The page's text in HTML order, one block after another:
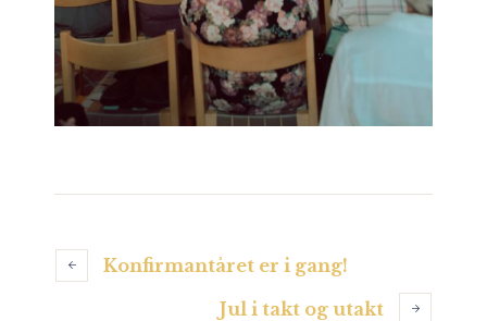
Konfirmantåret er i gang!
Jul i takt og utakt